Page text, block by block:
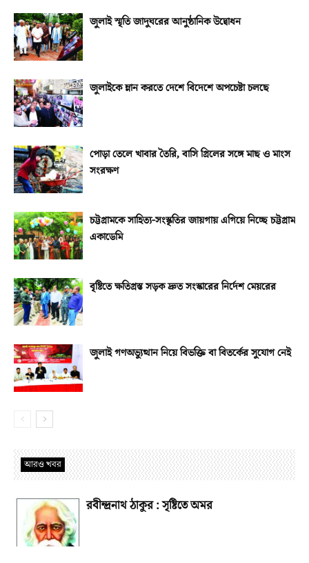
জুলাই স্মৃতি জাদুঘরের আনুষ্ঠানিক উদ্বোধন
জুলাইকে ম্লান করতে দেশে বিদেশে অপচেষ্টা চলছে
পোড়া তেলে খাবার তৈরি, বাসি গ্রিলের সঙ্গে মাছ ও মাংস
সংরক্ষণ
চট্টগ্রামকে সাহিত্য-সংস্কৃতির জায়গায় এগিয়ে নিচ্ছে চট্টগ্রাম
একাডেমি
বৃষ্টিতে ক্ষতিগ্রস্ত সড়ক দ্রুত সংস্কারের নির্দেশ মেয়রের
জুলাই গণঅভ্যুত্থান নিয়ে বিভক্তি বা বিতর্কের সুযোগ নেই
আরও খবর
রবীন্দ্রনাথ ঠাকুর : সৃষ্টিতে অমর